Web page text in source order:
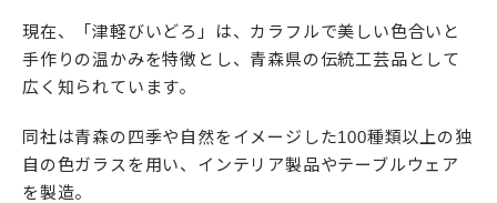
現在、「津軽びいどろ」は、カラフルで美しい色合いと
手作りの温かみを特徴とし、青森県の伝統工芸品として
広く知られています。
同社は青森の四季や自然をイメージした100種類以上の独
自の色ガラスを用い、インテリア製品やテーブルウェア
を製造。